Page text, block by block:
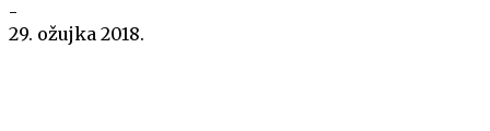
-
29. ožujka 2018.